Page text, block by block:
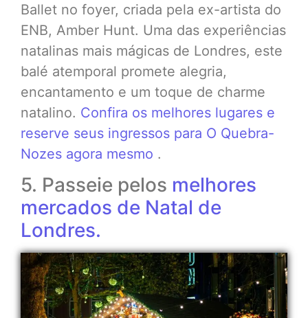
Ballet no foyer, criada pela ex-artista do
ENB, Amber Hunt. Uma das experiências
natalinas mais mágicas de Londres, este
balé atemporal promete alegria,
encantamento e um toque de charme
natalino. Confira os melhores lugares e
reserve seus ingressos para O Quebra-
Nozes agora mesmo .
5. Passeie pelos melhores
mercados de Natal de
Londres.